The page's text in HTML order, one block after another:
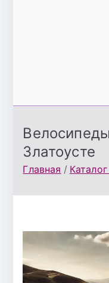
Златоусте
Главная